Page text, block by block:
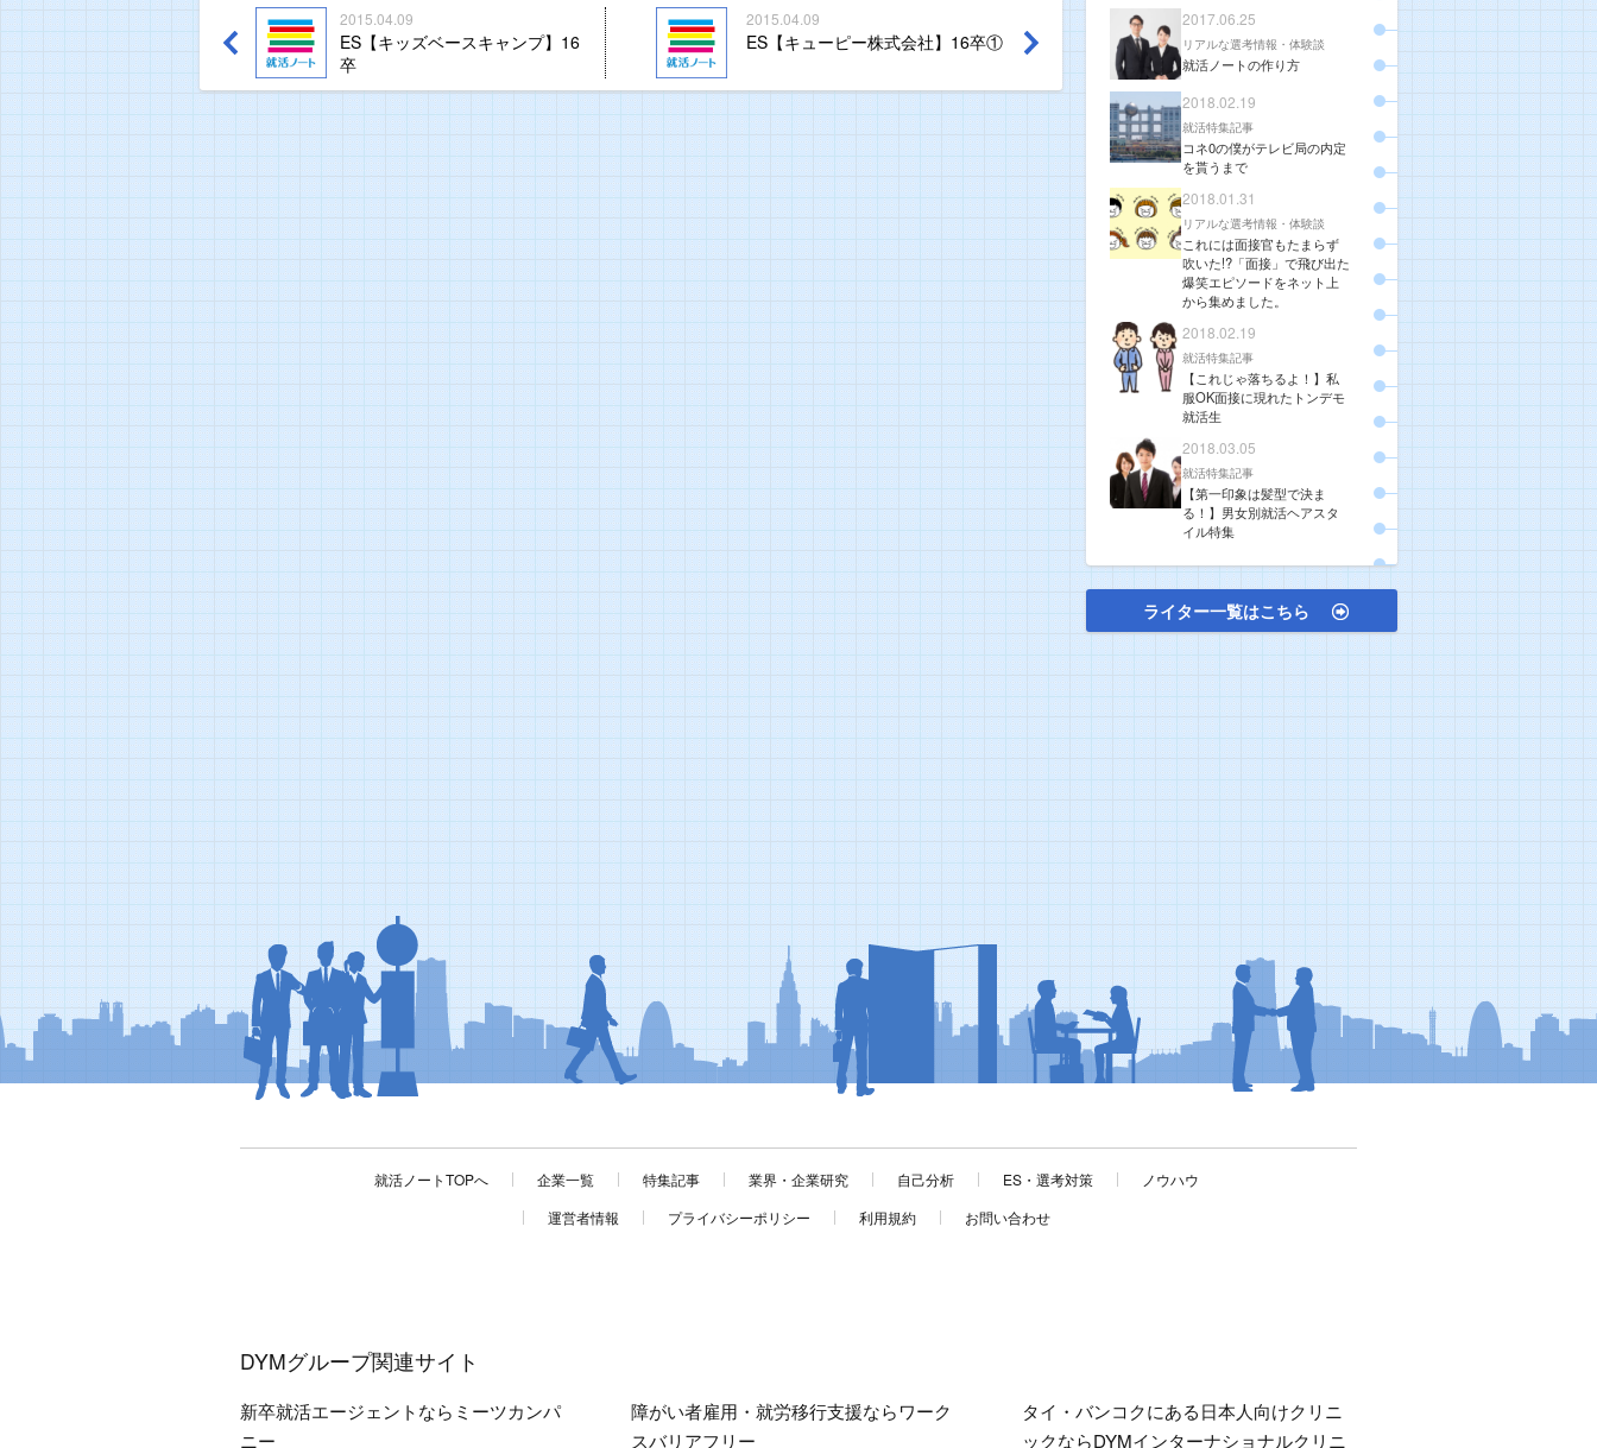
2015.04.09
ES【キッズベースキャンプ】16
卒
2015.04.09
ES【キューピー株式会社】16卒①
2017.06.25
リアルな選考情報・体験談
就活ノートの作り方
2018.02.19
就活特集記事
コネ0の僕がテレビ局の内定
を貰うまで
2018.01.31
リアルな選考情報・体験談
これには面接官もたまらず
吹いた!?「面接」で飛び出た
爆笑エピソードをネット上
から集めました。
2018.02.19
就活特集記事
【これじゃ落ちるよ！】私
服OK面接に現れたトンデモ
就活生
2018.03.05
就活特集記事
【第一印象は髪型で決ま
る！】男女別就活ヘアスタ
イル特集
ライター一覧はこちら
就活ノートTOPへ 企業一覧 特集記事 業界・企業研究 自己分析 ES・選考対策
ノウハウ
運営者情報
プライバシーポリシー 利用規約 お問い合わせ
DYMグループ関連サイト
新卒就活エージェントならミーツカンパ
ニー
障がい者雇用・就労移行支援ならワーク
スバリアフリー
タイ・バンコクにある日本人向けクリニ
ックならDYMインターナショナルクリニ